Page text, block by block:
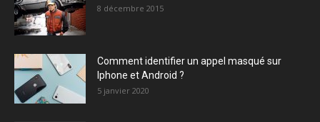
8 décembre 2015
Comment identifier un appel masqué sur
Iphone et Android ?
5 janvier 2020